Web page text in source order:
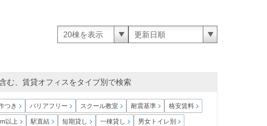
む、賃貸オフィスをタイプ別で検索
つき バリアフリー スクール教室 耐震基準 格安賃料
以上 駅直結 短期貸し 一棟貸し 男女トイレ別